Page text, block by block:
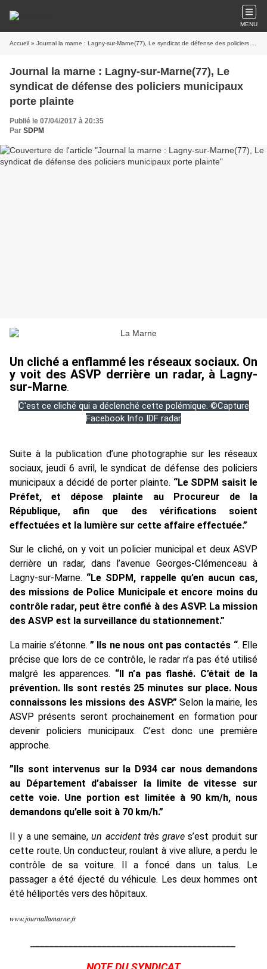
MENU
Accueil » Journal la marne : Lagny-sur-Marne(77), Le syndicat de défense des policiers municipaux porte plainte
Journal la marne : Lagny-sur-Marne(77), Le
syndicat de défense des policiers municipaux
porte plainte
Publié le 07/04/2017 à 20:35
Par SDPM
Un cliché a enflammé les réseaux sociaux. On
y voit des ASVP derrière un radar, à Lagny-
sur-Marne.
C'est ce cliché qui a déclenché cette polémique. ©Capture
Facebook Info IDF radar
Suite à la publication d’une photographie sur les réseaux
sociaux, jeudi 6 avril, le syndicat de défense des policiers
municipaux a décidé de porter plainte. “Le SDPM saisit le
Préfet, et dépose plainte au Procureur de la
République, afin que des vérifications soient
effectuées et la lumière sur cette affaire effectuée.”
Sur le cliché, on y voit un policier municipal et deux ASVP
derrière un radar, dans l’avenue Georges-Clémenceau à
Lagny-sur-Marne. “Le SDPM, rappelle qu’en aucun cas,
des missions de Police Municipale et encore moins du
contrôle radar, peut être confié à des ASVP. La mission
des ASVP est la surveillance du stationnement.”
La mairie s’étonne.” Ils ne nous ont pas contactés “. Elle
précise que lors de ce contrôle, le radar n’a pas été utilisé
malgré les apparences. “Il n’a pas flashé. C’était de la
prévention. Ils sont restés 25 minutes sur place. Nous
connaissons les missions des ASVP.”Selon la mairie, les
ASVP présents seront prochainement en formation pour
devenir policiers municipaux. C’est donc une première
approche.
”Ils sont intervenus sur la D934 car nous demandons
au Département d’abaisser la limite de vitesse sur
cette voie. Une portion est limitée à 90 km/h, nous
demandons qu’elle soit à 70 km/h.”
Il y a une semaine,un accident très grave s’est produit sur
cette route. Un conducteur, roulant à vive allure, a perdu le
contrôle de sa voiture. Il a foncé dans un talus. Le
passager a été éjecté du véhicule. Les deux hommes ont
été héliportés vers des hôpitaux.
www.journallamarne.fr